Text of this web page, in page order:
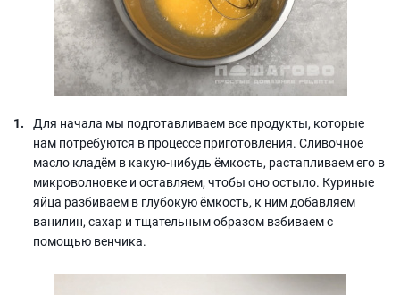
Для начала мы подготавливаем все продукты, которые
нам потребуются в процессе приготовления. Сливочное
масло кладём в какую-нибудь ёмкость, растапливаем его в
микроволновке и оставляем, чтобы оно остыло. Куриные
яйца разбиваем в глубокую ёмкость, к ним добавляем
ванилин, сахар и тщательным образом взбиваем с
помощью венчика.